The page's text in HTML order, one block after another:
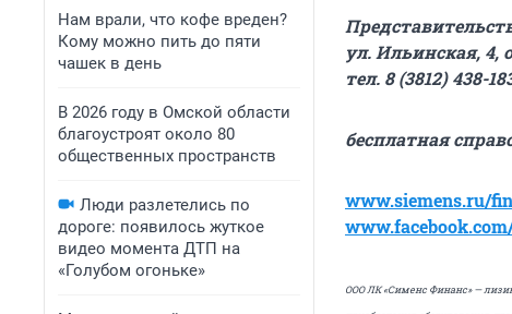
Нам врали, что кофе вреден?
Кому можно пить до пяти
чашек в день
В 2026 году в Омской области
благоустроят около 80
общественных пространств
Люди разлетелись по
дороге: появилось жуткое
видео момента ДТП на
«Голубом огоньке»
ул. Ильинская, 4,
тел. 8 (3812)438-
бесплатная
www.siemens.ru/
www.facebook.com
ООО ЛК «Сименс Финанс» —